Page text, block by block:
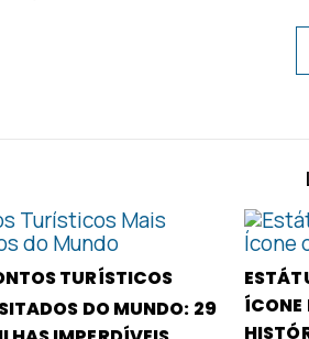
TURÍSTICOS
DO MUNDO: 29
ÍCONE